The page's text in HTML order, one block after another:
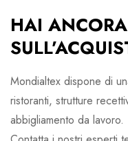
HAI
Mondialtex dispone di
ristoranti, strutture
abbigliamento da lavoro.